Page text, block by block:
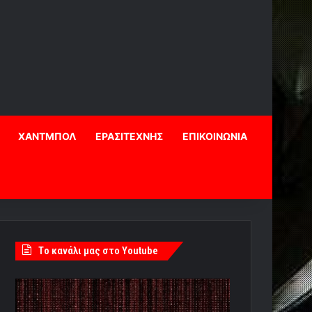
ΧΑΝΤΜΠΟΛ ΕΡΑΣΙΤΕΧΝΗΣ ΕΠΙΚΟΙΝΩΝΙΑ
Tο κανάλι μας στο Youtube